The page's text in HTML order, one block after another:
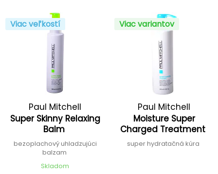
Viac veľkostí
Paul Mitchell
Super Skinny Relaxing
Balm
bezoplachový uhladzujúci
balzam
Skladom
Viac variantov
Paul Mitchell
Moisture Super
Charged Treatment
super hydratačná kúra